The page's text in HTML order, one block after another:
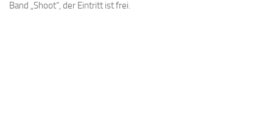
Band „Shoot“, der Eintritt ist frei.